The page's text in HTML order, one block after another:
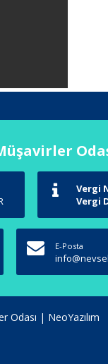
Vergi
Vergi
E-Posta
Odası | NeoYazılım